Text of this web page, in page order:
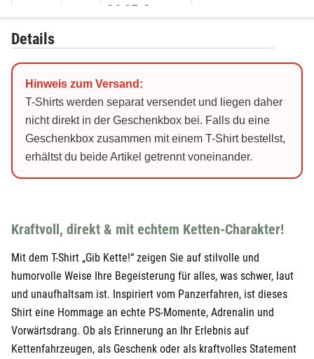
24,95 €
Pink
Schwarz M 24,95 €29,90 €
29,90 €
Schwarz XL 24,95 €29,90 €
Weiß S 24,95 €29,90 €
Weiß M 24,95 € 29,90 €
Weiß L 24,95 €29,90 €
Weiß XL 24,95 €29,90 €
24,95 € 29,90 €
Details
Hinweis zum Versand:
T-Shirts werden separat versendet und liegen daher
nicht direkt in der Geschenkbox bei. Falls du eine
Geschenkbox zusammen mit einem T-Shirt bestellst,
erhältst du beide Artikel getrennt voneinander.
Kraftvoll, direkt & mit echtem Ketten-Charakter!
Mit dem T-Shirt „Gib Kette!“ zeigen Sie auf stilvolle und
humorvolle Weise Ihre Begeisterung für alles, was schwer, laut
und unaufhaltsam ist. Inspiriert vom Panzerfahren, ist dieses
Shirt eine Hommage an echte PS-Momente, Adrenalin und
Vorwärtsdrang. Ob als Erinnerung an Ihr Erlebnis auf
Kettenfahrzeugen, als Geschenk oder als kraftvolles Statement